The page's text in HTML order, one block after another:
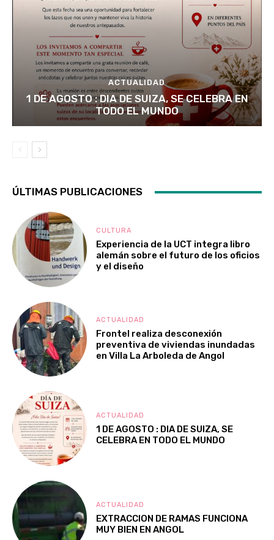
ACTUALIDAD
1 DE AGOSTO : DIA DE SUIZA, SE CELEBRA EN
TODO EL MUNDO
ÚLTIMAS PUBLICACIONES
CULTURA
Experiencia de la UCT integra libro
alemán sobre el futuro de los oficios
y el diseño
ACTUALIDAD
Frontel realiza desconexión
preventiva de viviendas inundadas
en Villa La Arboleda de Angol
ACTUALIDAD
1 DE AGOSTO : DIA DE SUIZA, SE
CELEBRA EN TODO EL MUNDO
ACTUALIDAD
EXTRACCION DE RAMAS FUNCIONA
MUY BIEN EN ANGOL